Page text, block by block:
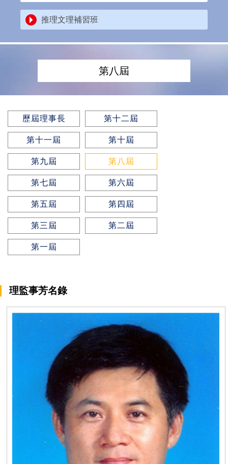
推理文理補習班
第八屆
歷屆理事長 第十二屆
第十一屆 第十屆
第九屆 第八屆
第七屆 第六屆
第五屆 第四屆
第三屆 第二屆
第一屆
理監事芳名錄